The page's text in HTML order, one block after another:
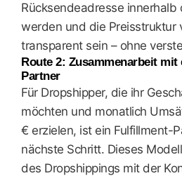
Rücksendeadresse innerhalb
werden und die Preisstruktur
transparent sein – ohne
Route 2: Zusammenarbeit
Partner
Für Dropshipper, die ihr
möchten und monatlich
€ erzielen, ist ein Fulfillment-
nächste Schritt. Dieses
des Dropshippings mit der